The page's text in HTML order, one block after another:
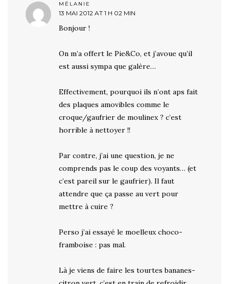
MÉLANIE
13 MAI 2012 AT 1 H 02 MIN
Bonjour !
On m’a offert le Pie&Co, et j’avoue qu’il
est aussi sympa que galère…
Effectivement, pourquoi ils n’ont aps fait
des plaques amovibles comme le
croque/gaufrier de moulinex ? c’est
horrible à nettoyer !!
Par contre, j’ai une question, je ne
comprends pas le coup des voyants… (et
c’est pareil sur le gaufrier). Il faut
attendre que ça passe au vert pour
mettre à cuire ?
Perso j’ai essayé le moelleux choco-
framboise : pas mal.
Là je viens de faire les tourtes bananes-